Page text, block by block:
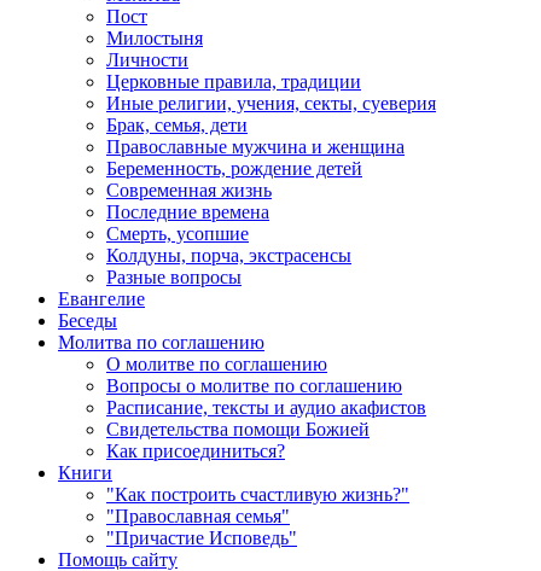
Пост
Милостыня
Личности
Церковные правила, традиции
Иные религии, учения, секты, суеверия
Брак, семья, дети
Православные мужчина и женщина
Беременность, рождение детей
Современная жизнь
Последние времена
Смерть, усопшие
Колдуны, порча, экстрасенсы
Разные вопросы
Евангелие
Беседы
Молитва по соглашению
О молитве по соглашению
Вопросы о молитве по соглашению
Расписание, тексты и аудио акафистов
Свидетельства помощи Божией
Как присоединиться?
Книги
"Как построить счастливую жизнь?"
"Православная семья"
"Причастие Исповедь"
Помощь сайту